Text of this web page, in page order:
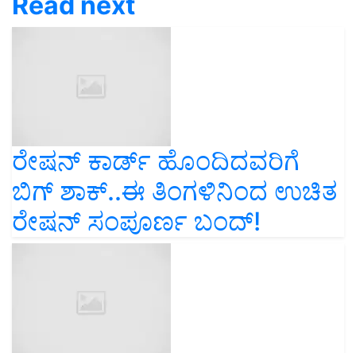
ರೇಷನ್‌ ಕಾರ್ಡ್‌ ಹೊಂದಿದವರಿಗೆ
ಬಿಗ್‌ ಶಾಕ್‌..ಈ ತಿಂಗಳಿನಿಂದ ಉಚಿತ
ರೇಷನ್‌ ಸಂಪೂರ್ಣ ಬಂದ್‌!